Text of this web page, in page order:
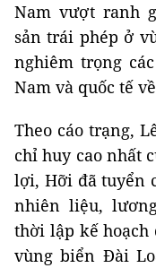
Nam vượt ranh
sản trái phép ở
nghiêm trọng
Nam và quốc tế
Theo cáo trạng,
chỉ huy cao nhất
lợi, Hỡi đã tuyển
nhiên liệu,
thời lập kế
vùng biển Đài